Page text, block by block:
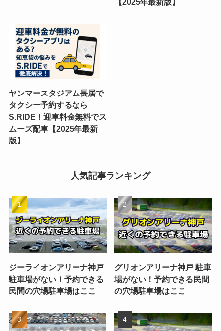
【2025年最新版】
ヤンマースタジアム長居で
タクシー予約するなら
S.RIDE！迎車料金無料でス
ムーズ配車【2025年最新
版】
人気記事ランキング
ジーライオンアリーナ神戸
駐車場がない！予約できる
民間の穴場駐車場はここ
グリオンアリーナ神戸 駐車
場がない！予約できる民間
の穴場駐車場はここ